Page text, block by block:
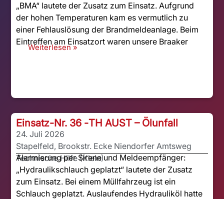
„BMA“ lautete der Zusatz zum Einsatz. Aufgrund
der hohen Temperaturen kam es vermutlich zu
einer Fehlauslösung der Brandmeldeanlage. Beim
Eintreffen am Einsatzort waren unsere Braaker
Weiterlesen »
Einsatz-Nr. 36 -TH AUST – Ölunfall
24. Juli 2026
Stapelfeld, Brookstr. Ecke Niendorfer Amtsweg
Technische Hilfe (Klein)
Alarmierung per Sirene und Meldeempfänger:
„Hydraulikschlauch geplatzt“ lautete der Zusatz
zum Einsatz. Bei einem Müllfahrzeug ist ein
Schlauch geplatzt. Auslaufendes Hydrauliköl hatte